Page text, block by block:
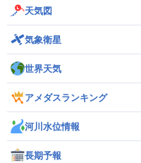
天気図
気象衛星
世界天気
アメダスランキング
河川水位情報
長期予報